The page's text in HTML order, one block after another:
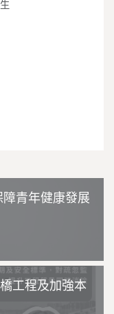
青年健康發展
工程及加強本